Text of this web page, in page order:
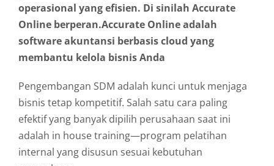
operasional yang efisien. Di sinilah Accurate
Online berperan.Accurate Online adalah
software akuntansi berbasis cloud yang
membantu kelola bisnis Anda
Pengembangan SDM adalah kunci untuk menjaga
bisnis tetap kompetitif. Salah satu cara paling
efektif yang banyak dipilih perusahaan saat ini
adalah in house training—program pelatihan
internal yang disusun sesuai kebutuhan